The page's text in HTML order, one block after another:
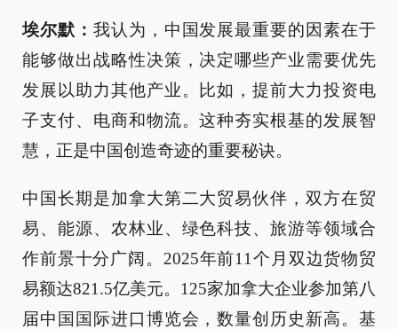
埃尔默： 我认为，中国发展最重要的因素在于
能够做出战略性决策，决定哪些产业需要优先
发展以助力其他产业。比如，提前大力投资电
子支付、电商和物流。这种夯实根基的发展智
慧，正是中国创造奇迹的重要秘诀。
中国长期是加拿大第二大贸易伙伴，双方在贸
易、能源、农林业、绿色科技、旅游等领域合
作前景十分广阔。2025年前11个月双边货物贸
易额达821.5亿美元。125家加拿大企业参加第八
届中国国际进口博览会，数量创历史新高。基